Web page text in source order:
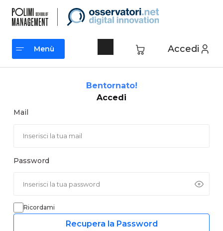
contenuto
Accedi
Menù
Bentornato!
Accedi
Mail
Password
Ricordami
Recupera la Password